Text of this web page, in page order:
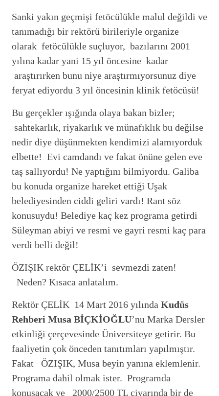
Sanki yakın geçmişi fetöcülükle malul değildi ve
tanımadığı bir rektörü birileriyle organize
olarak fetöcülükle suçluyor, bazılarını 2001
yılına kadar yani 15 yıl öncesine kadar
araştırırken bunu niye araştırmıyorsunuz diye
feryat ediyordu 3 yıl öncesinin klinik fetöcüsü!
Bu gerçekler ışığında olaya bakan bizler;
sahtekarlık, riyakarlık ve münafıklık bu değilse
nedir diye düşünmekten kendimizi alamıyorduk
elbette! Evi camdandı ve fakat önüne gelen eve
taş sallıyordu! Ne yaptığını bilmiyordu. Galiba
bu konuda organize hareket ettiği Uşak
belediyesinden ciddi geliri vardı! Rant söz
konusuydu! Belediye kaç kez programa getirdi
Süleyman abiyi ve resmi ve gayri resmi kaç para
verdi belli değil!
ÖZIŞIK rektör ÇELİK’i sevmezdi zaten!
Neden? Kısaca anlatalım.
Rektör ÇELİK 14 Mart 2016 yılında Kudüs
Rehberi Musa BİÇKİOĞLU’nu Marka Dersler
etkinliği çerçevesinde Üniversiteye getirir. Bu
faaliyetin çok önceden tanıtımları yapılmıştır.
Fakat ÖZIŞIK, Musa beyin yanına eklemlenir.
Programa dahil olmak ister. Programda
konuşacak ve 2000/2500 TL civarında bir de